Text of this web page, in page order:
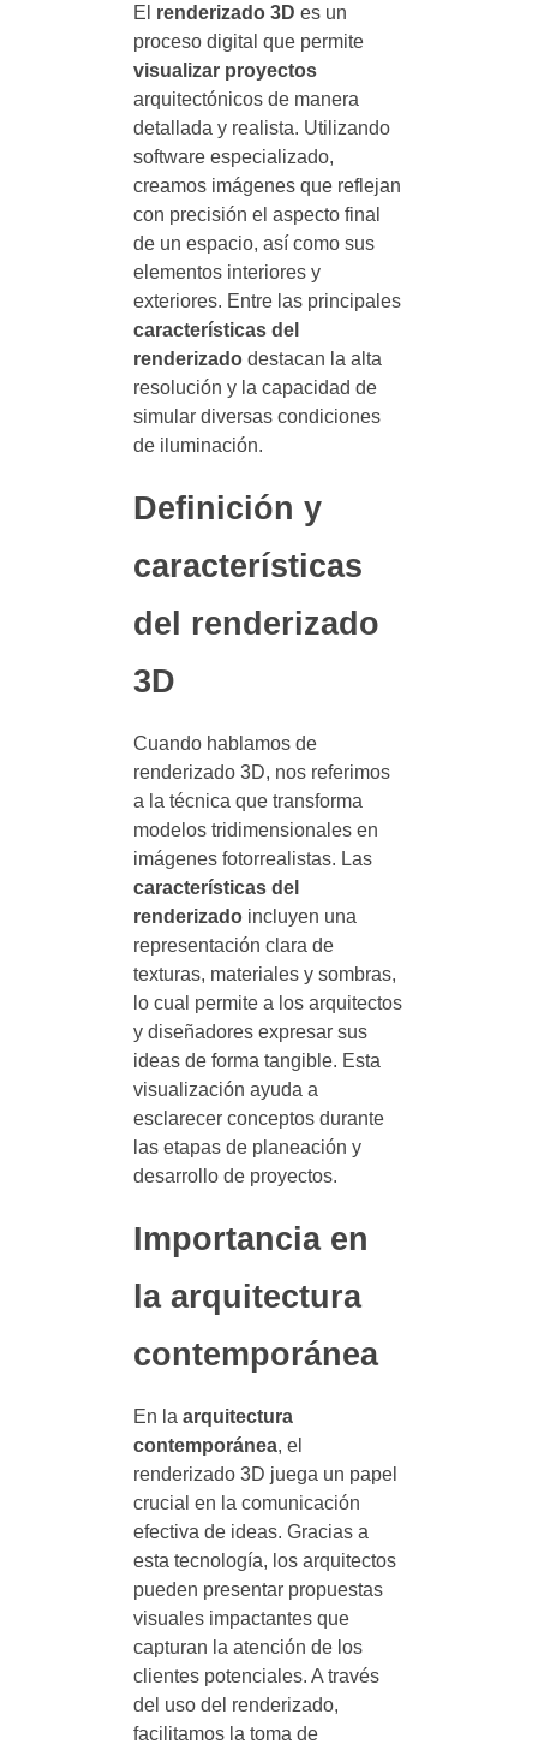
El renderizado 3D es un
proceso digital que permite
visualizar proyectos
arquitectónicos de manera
detallada y realista. Utilizando
software especializado,
creamos imágenes que reflejan
con precisión el aspecto final
de un espacio, así como sus
elementos interiores y
exteriores. Entre las principales
características del
renderizadodestacan la alta
resolución y la capacidad de
simular diversas condiciones
de iluminación.
Definición y
características
del renderizado
3D
Cuando hablamos de
renderizado 3D, nos referimos
a la técnica que transforma
modelos tridimensionales en
imágenes fotorrealistas. Las
características del
renderizadoincluyen una
representación clara de
texturas, materiales y sombras,
lo cual permite a los arquitectos
y diseñadores expresar sus
ideas de forma tangible. Esta
visualización ayuda a
esclarecer conceptos durante
las etapas de planeación y
desarrollo de proyectos.
Importancia en
la arquitectura
contemporánea
En la arquitectura
contemporánea, el
renderizado 3D juega un papel
crucial en la comunicación
efectiva de ideas. Gracias a
esta tecnología, los arquitectos
pueden presentar propuestas
visuales impactantes que
capturan la atención de los
clientes potenciales. A través
del uso del renderizado,
facilitamos la toma de